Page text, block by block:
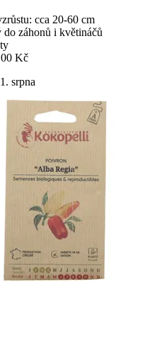
cca 20-60 cm
záhonů i květináčů
Kč
srpna